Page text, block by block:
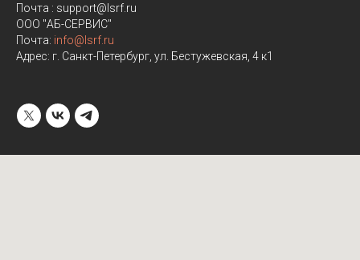
Почта : support@lsrf.ru
ООО "АБ-СЕРВИС"
Почта: info@lsrf.ru
Адрес: г. Санкт-Петербург, ул. Бестужевская, 4 к1